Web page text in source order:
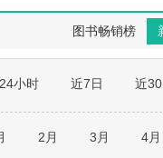
图书畅销榜
小时 近7日 近
2月 3月 4月